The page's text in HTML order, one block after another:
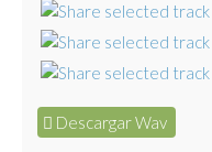
Descargar Wav